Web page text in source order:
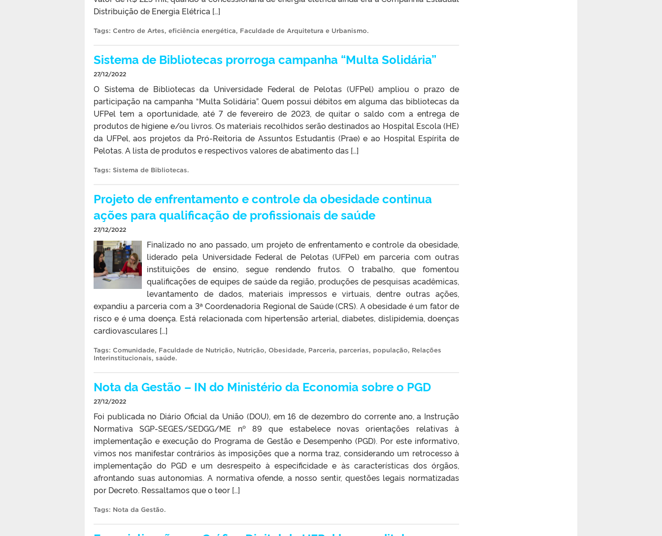
Distribuição de Energia Elétrica […]
Tags: Centro de Artes, eficiência energética, Faculdade de Arquitetura e Urbanismo.
Sistema de Bibliotecas prorroga campanha “Multa Solidária”
27/12/2022
O Sistema de Bibliotecas da Universidade Federal de Pelotas (UFPel) ampliou o prazo de
participação na campanha “Multa Solidária”. Quem possui débitos em alguma das bibliotecas da
UFPel tem a oportunidade, até 7 de fevereiro de 2023, de quitar o saldo com a entrega de
produtos de higiene e/ou livros. Os materiais recolhidos serão destinados ao Hospital Escola (HE)
da UFPel, aos projetos da Pró-Reitoria de Assuntos Estudantis (Prae) e ao Hospital Espírita de
Pelotas. A lista de produtos e respectivos valores de abatimento das […]
Tags: Sistema de Bibliotecas.
Projeto de enfrentamento e controle da obesidade continua
ações para qualificação de profissionais de saúde
27/12/2022
Finalizado no ano passado, um projeto de enfrentamento e controle da obesidade,
liderado pela Universidade Federal de Pelotas (UFPel) em parceria com outras
instituições de ensino, segue rendendo frutos. O trabalho, que fomentou
qualificações de equipes de saúde da região, produções de pesquisas acadêmicas,
levantamento de dados, materiais impressos e virtuais, dentre outras ações,
expandiu a parceria com a 3ª Coordenadoria Regional de Saúde (CRS). A obesidade é um fator de
risco e é uma doença. Está relacionada com hipertensão arterial, diabetes, dislipidemia, doenças
cardiovasculares […]
Tags: Comunidade, Faculdade de Nutrição, Nutrição, Obesidade, Parceria, parcerias, população, Relações
Interinstitucionais, saúde.
Nota da Gestão – IN do Ministério da Economia sobre o PGD
27/12/2022
Foi publicada no Diário Oficial da União (DOU), em 16 de dezembro do corrente ano, a Instrução
Normativa SGP-SEGES/SEDGG/ME nº 89 que estabelece novas orientações relativas à
implementação e execução do Programa de Gestão e Desempenho (PGD). Por este informativo,
vimos nos manifestar contrários às imposições que a norma traz, considerando um retrocesso à
implementação do PGD e um desrespeito à especificidade e às características dos órgãos,
afrontando suas autonomias. A normativa ofende, a nosso sentir, questões legais normatizadas
por Decreto. Ressaltamos que o teor […]
Tags: Nota da Gestão.